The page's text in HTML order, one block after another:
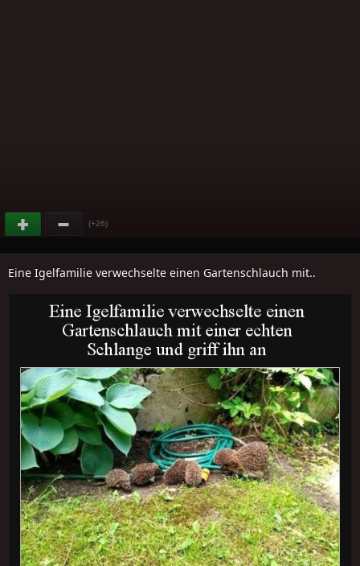
(+26)
Eine Igelfamilie verwechselte einen Gartenschlauch mit..